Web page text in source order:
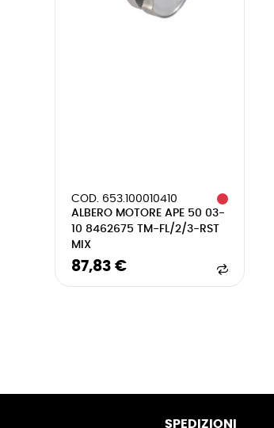
COD. 653.100010410
ALBERO MOTORE APE 50 03-
10 8462675 TM-FL/2/3-RST
MIX
87,83 €
SPEDIZIONI